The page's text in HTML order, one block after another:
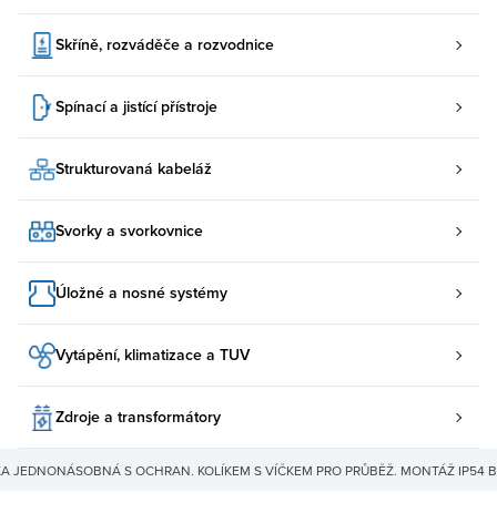
Skříně, rozváděče a rozvodnice
Spínací a jistící přístroje
Strukturovaná kabeláž
Svorky a svorkovnice
Úložné a nosné systémy
Vytápění, klimatizace a TUV
Zdroje a transformátory
S OCHRAN. KOLÍKEM S VÍČKEM PRO PRŮBĚŽ. MONTÁŽ IP54 B